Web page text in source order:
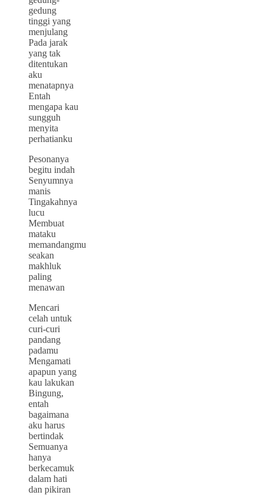
gedung
tinggi yang
menjulang
Pada jarak
yang tak
ditentukan
aku
menatapnya
Entah
mengapa kau
sungguh
menyita
perhatianku
Pesonanya
begitu indah
Senyumnya
manis
Tingakahnya
lucu
Membuat
mataku
memandangmu
seakan
makhluk
paling
menawan
Mencari
celah untuk
curi-curi
pandang
padamu
Mengamati
apapun yang
kau lakukan
Bingung,
entah
bagaimana
aku harus
bertindak
Semuanya
hanya
berkecamuk
dalam hati
dan pikiran